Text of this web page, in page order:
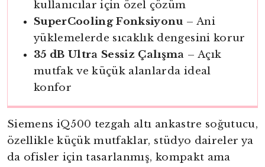
kullanıcılar için özel çözüm
SuperCooling Fonksiyonu– Ani
yüklemelerde sıcaklık dengesini korur
35 dB Ultra Sessiz Çalışma – Açık
mutfak ve küçük alanlarda ideal
konfor
Siemens iQ500 tezgah altı ankastre soğutucu,
özellikle küçük mutfaklar, stüdyo daireler ya
da ofisler için tasarlanmış, kompakt ama